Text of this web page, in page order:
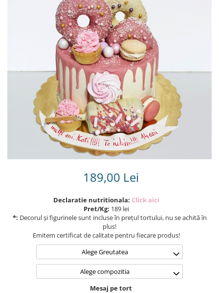
Torturi in frosting- crema pentru
Tortulețe 1.7 kg - 2 kg
189,00 Lei
Declaratie nutritionala: Click aici
Pret/Kg: 189 lei
*: Decorul și figurinele sunt incluse în prețul tortului, nu se achită în
plus!
Emitem certificat de calitate pentru fiecare produs!
Alege Greutatea
Alege compozitia
Mesaj pe tort